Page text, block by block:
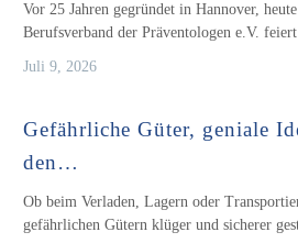
Vor 25 Jahren gegründet in Hannover,
Berufsverband der Präventologen e.V.
Juli 9, 2026
Gefährliche Güter, geniale
den…
Ob beim Verladen, Lagern oder
gefährlichen Gütern klüger und sicherer